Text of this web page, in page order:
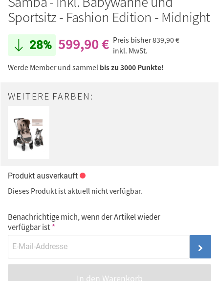
Sportsitz - Fashion Edition - Midnight
28% 599,90 € Preis bisher839,90 €
inkl. MwSt.
Werde Member und sammel bis zu 3000 Punkte!
WEITERE FARBEN:
Produkt ausverkauft
Dieses Produkt ist aktuell nicht verfügbar.
Benachrichtige mich, wenn der Artikel wieder
verfügbar ist
In den Warenkorb